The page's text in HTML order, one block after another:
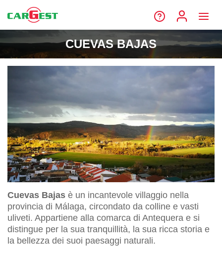
CUEVAS BAJAS
Cuevas Bajas è un incantevole villaggio nella
provincia di Málaga, circondato da colline e vasti
uliveti. Appartiene alla comarca di Antequera e si
distingue per la sua tranquillità, la sua ricca storia e
la bellezza dei suoi paesaggi naturali.